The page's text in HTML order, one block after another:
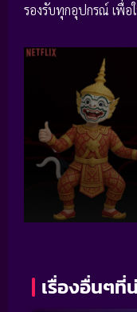
รองรับทุกอุปกรณ์ เพื่อ
เรื่องอื่นๆที่